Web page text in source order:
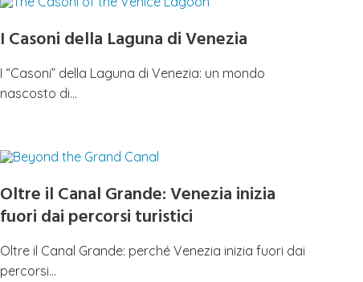
I Casoni della Laguna di Venezia
I “Casoni” della Laguna di Venezia: un mondo
nascosto di…
Oltre il Canal Grande: Venezia inizia
fuori dai percorsi turistici
Oltre il Canal Grande: perché Venezia inizia fuori dai
percorsi…